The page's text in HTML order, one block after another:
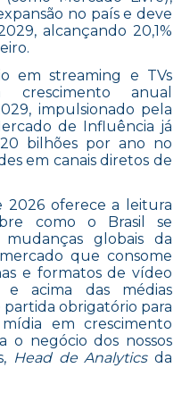
no país e deve
alcançando 20,1%
em streaming e TVs
crescimento anual
impulsionado pela
de Influência já
bilhões por ano no
em canais diretos de
2026 oferece a leitura
como o Brasil se
globais da
que consome
e formatos de vídeo
acima das médias
obrigatório para
em crescimento
o negócio dos nossos
Head de Analyticsda